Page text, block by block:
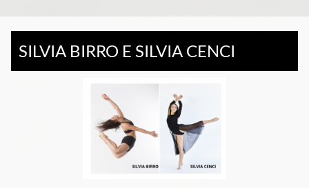
SILVIA BIRRO E SILVIA CENCI